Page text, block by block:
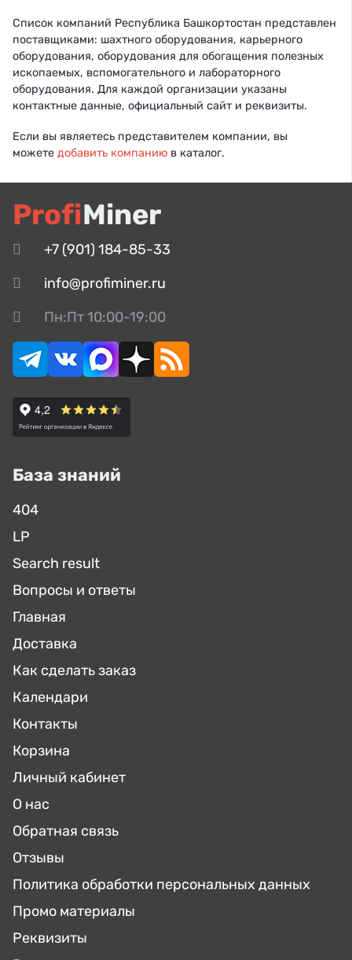
Список компаний Республика Башкортостан представлен
поставщиками: шахтного оборудования, карьерного
оборудования, оборудования для обогащения полезных
ископаемых, вспомогательного и лабораторного
оборудования. Для каждой организации указаны
контактные данные, официальный сайт и реквизиты.
Если вы являетесь представителем компании, вы
можете добавить компанию в каталог.
ProfiMiner
+7 (901) 184-85-33
info@profiminer.ru
Пн:Пт 10:00-19:00
База знаний
404
LP
Search result
Вопросы и ответы
Главная
Доставка
Как сделать заказ
Календари
Контакты
Корзина
Личный кабинет
О нас
Обратная связь
Отзывы
Политика обработки персональных данных
Промо материалы
Реквизиты